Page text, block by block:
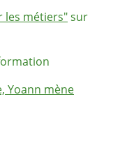
les métiers"sur
Yoann mène